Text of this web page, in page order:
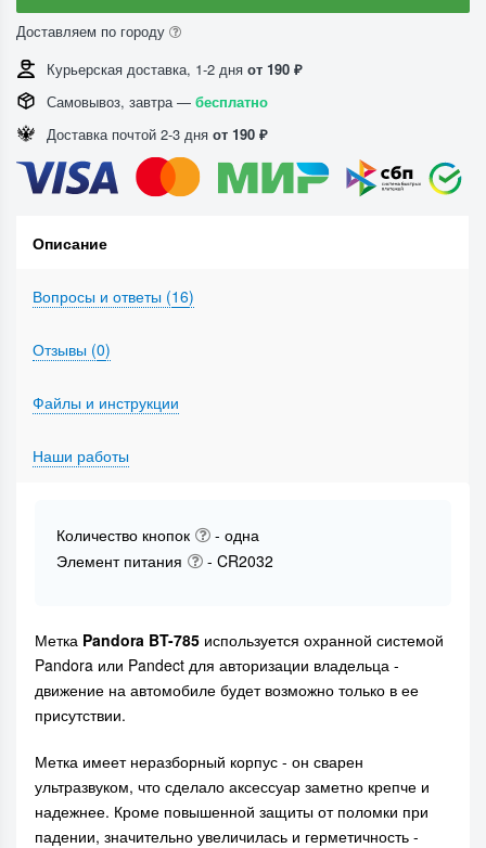
Доставляем по городу
Курьерская доставка, 1-2 дня от 190 ₽
Самовывоз, завтра — бесплатно
Доставка почтой 2-3 дня от 190 ₽
Описание
Вопросы и ответы (16)
Отзывы (0)
Файлы и инструкции
Наши работы
Количество кнопок
- одна
Элемент питания
- CR2032
Метка Pandora BT-785 используется охранной системой
Pandora или Pandect для авторизации владельца -
движение на автомобиле будет возможно только в ее
присутствии.
Метка имеет неразборный корпус - он сварен
ультразвуком, что сделало аксессуар заметно крепче и
надежнее. Кроме повышенной защиты от поломки при
падении, значительно увеличилась и герметичность -